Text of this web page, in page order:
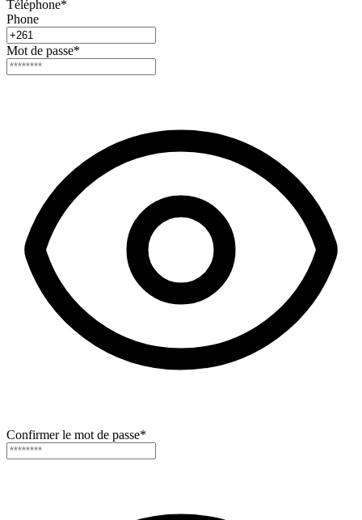
Téléphone*
Phone
Mot de passe*
Confirmer le mot de passe*